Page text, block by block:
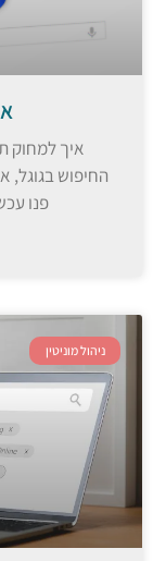
איך למחוק
החיפוש
פנו
ניהול מוניטין